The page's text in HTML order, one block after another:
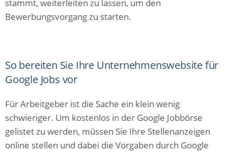
stammt, weiterleiten zu lassen, um den
Bewerbungsvorgang zu starten.
So bereiten Sie Ihre Unternehmenswebsite für
Google Jobs vor
Für Arbeitgeber ist die Sache ein klein wenig
schwieriger. Um kostenlos in der Google Jobbörse
gelistet zu werden, müssen Sie Ihre Stellenanzeigen
online stellen und dabei die Vorgaben durch Google